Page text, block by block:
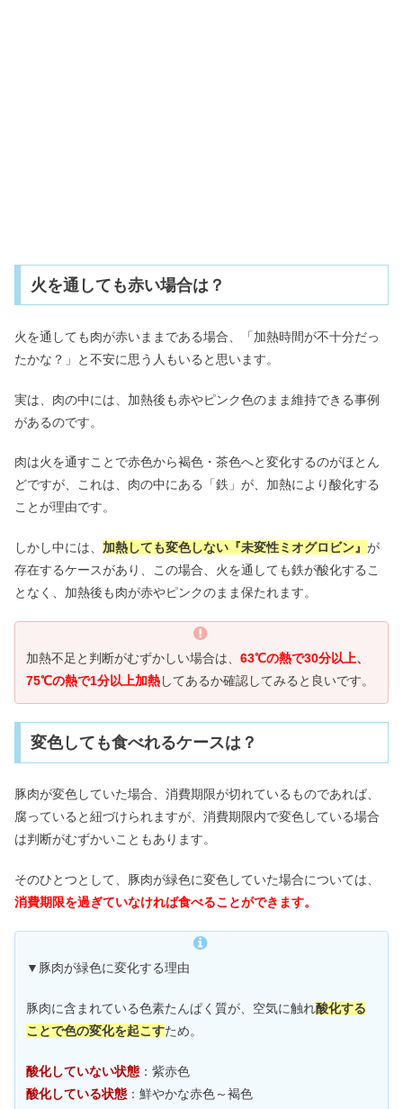
火を通しても赤い場合は？
火を通しても肉が赤いままである場合、「加熱時間が不十分だっ
たかな？」と不安に思う人もいると思います。
実は、肉の中には、加熱後も赤やピンク色のまま維持できる事例
があるのです。
肉は火を通すことで赤色から褐色・茶色へと変化するのがほとん
どですが、これは、肉の中にある「鉄」が、加熱により酸化する
ことが理由です。
しかし中には、 加熱しても変色しない『未変性ミオグロビン』 が
存在するケースがあり、この場合、火を通しても鉄が酸化するこ
となく、加熱後も肉が赤やピンクのまま保たれます。
加熱不足と判断がむずかしい場合は、 63℃の熱で30分以上、
75℃の熱で1分以上加熱してあるか確認してみると良いです。
変色しても食べれるケースは？
豚肉が変色していた場合、消費期限が切れているものであれば、
腐っていると紐づけられますが、消費期限内で変色している場合
は判断がむずかいこともあります。
そのひとつとして、豚肉が緑色に変色していた場合については、
消費期限を過ぎていなければ食べることができます。
▼豚肉が緑色に変化する理由
豚肉に含まれている色素たんぱく質が、空気に触れ酸化する
ことで色の変化を起こすため。
酸化していない状態 ：紫赤色
酸化している状態 ：鮮やかな赤色～褐色